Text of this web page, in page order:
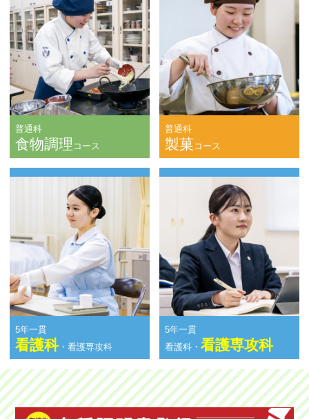
普通科
食物調理 コース
普通科
製菓コース
5年一貫
看護科・看護専攻科
5年一貫
看護科・看護専攻科